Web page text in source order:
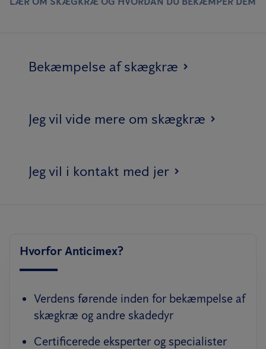
Bekæmpelse af skægkræ
Jeg vil vide mere om skægkræ
Jeg vil i kontakt med jer
Hvorfor Anticimex?
Verdens førende inden for bekæmpelse af
skægkræ og andre skadedyr
Certificerede eksperter og specialister